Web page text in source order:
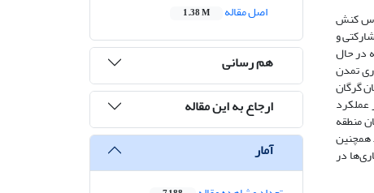
کنش
و
در حال
تمدن
دهستان جنوبی شهرستان گرگان
عملکرد
منطقه
همچنین
در
اصل مقاله
1.38 M
هم رسانی
ارجاع به این مقاله
آمار